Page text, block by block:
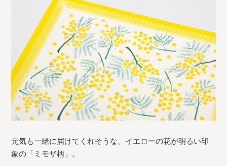
元気も一緒に届けてくれそうな、イエローの花が明るい印
象の「ミモザ柄」。